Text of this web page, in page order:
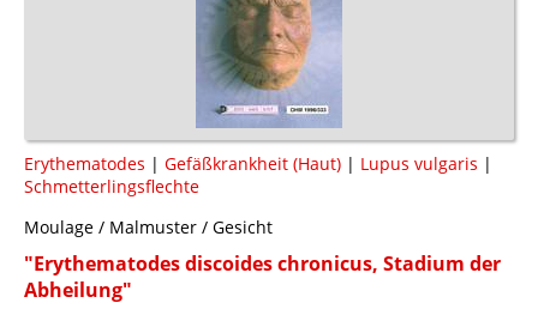
Erythematodes | Gefäßkrankheit (Haut) | Lupus vulgaris |
Schmetterlingsflechte
Moulage / Malmuster / Gesicht
"Erythematodes discoides chronicus, Stadium der
Abheilung"